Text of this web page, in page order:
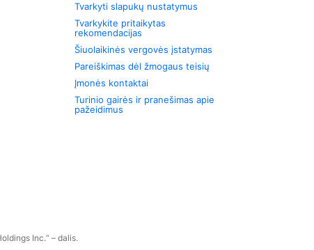
Tvarkyti slapukų nustatymus
Tvarkykite pritaikytas
rekomendacijas
Šiuolaikinės vergovės įstatymas
Pareiškimas dėl žmogaus teisių
Įmonės kontaktai
Turinio gairės ir pranešimas apie
pažeidimus
Inc.“ – dalis.